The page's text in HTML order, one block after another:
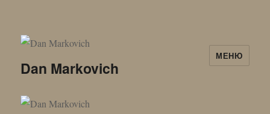
Dan Markovich
МЕНЮ